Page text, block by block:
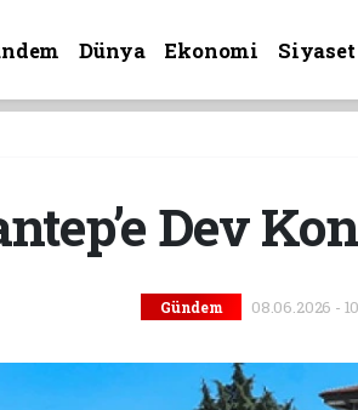
Dünya Ekonomi Siyaset
Dev
Gündem 08.06.2026 -